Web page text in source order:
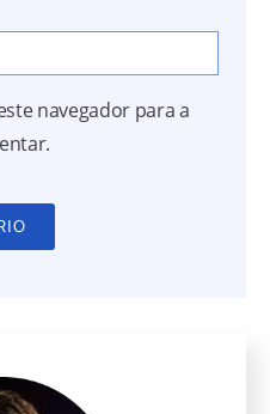
navegador para a